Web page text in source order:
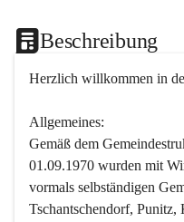
Beschreibung
Herzlich willkommen in
Allgemeines:
Gemäß dem
01.09.1970 wurden mit
vormals selbständigen
Tschantschendorf, Punitz,